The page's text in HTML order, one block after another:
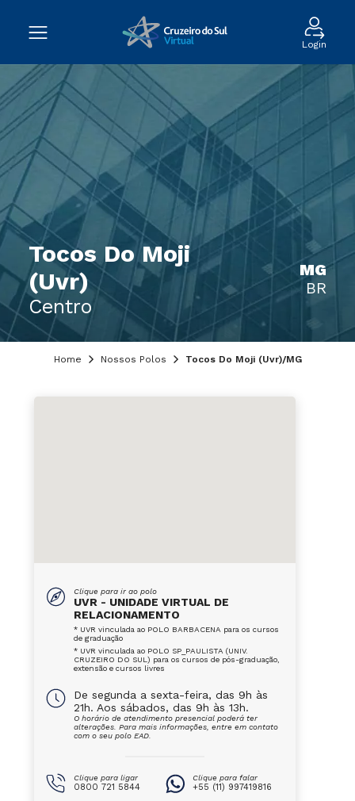
Login
Tocos Do Moji
(Uvr)
Centro
MG
BR
Home Nossos Polos Tocos Do Moji (Uvr)/MG
Clique para ir ao polo
UVR - UNIDADE VIRTUAL DE
RELACIONAMENTO
* UVR vinculada ao POLO BARBACENA para os cursos
de graduação
* UVR vinculada ao POLO SP_PAULISTA (UNIV.
CRUZEIRO DO SUL) para os cursos de pós-graduação,
extensão e cursos livres
De segunda a sexta-feira, das 9h às
21h. Aos sábados, das 9h às 13h.
O horário de atendimento presencial poderá ter
alterações. Para mais informações, entre em contato
com o seu polo EAD.
Clique para ligar
0800 721 5844
Clique para falar
+55 (11) 997419816